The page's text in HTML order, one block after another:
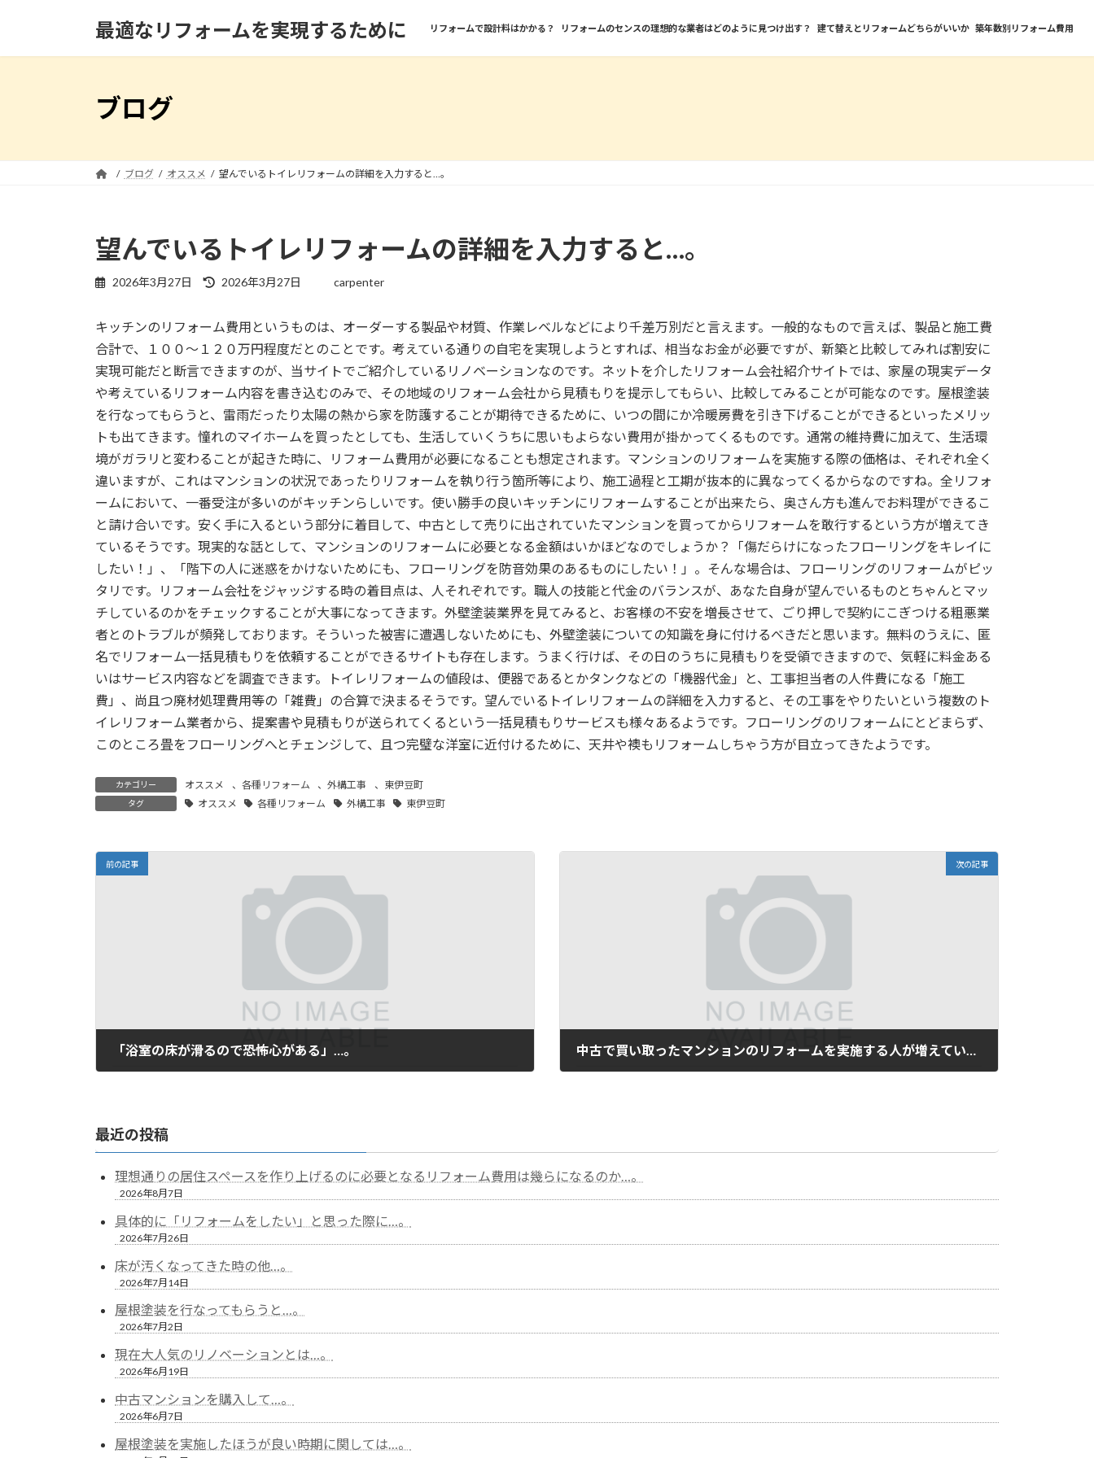
ッ
移
最適なリフォームを実現するために リフォームで設計料はかかる？ リフォームのセンスの理想的な業者はどのように見つけ出す？ 建て替えとリフォームどちらがいいか 築年数別リフォーム費用
ブログ
ブログ オススメ 望んでいるトイレリフォームの詳細を入力すると…。
望んでいるトイレリフォームの詳細を入力すると…。
2026年3月27日
最
新
日
時
:
2026年3月27日 carpenter
キッチンのリフォーム費用というものは、オーダーする製品や材質、作業レベルなどにより千差万別だと言えます。一般的なもので言えば、製品と施工費
合計で、１００～１２０万円程度だとのことです。考えている通りの自宅を実現しようとすれば、相当なお金が必要ですが、新築と比較してみれば割安に
実現可能だと断言できますのが、当サイトでご紹介しているリノベーションなのです。ネットを介したリフォーム会社紹介サイトでは、家屋の現実データ
や考えているリフォーム内容を書き込むのみで、その地域のリフォーム会社から見積もりを提示してもらい、比較してみることが可能なのです。屋根塗装
を行なってもらうと、雷雨だったり太陽の熱から家を防護することが期待できるために、いつの間にか冷暖房費を引き下げることができるといったメリッ
トも出てきます。憧れのマイホームを買ったとしても、生活していくうちに思いもよらない費用が掛かってくるものです。通常の維持費に加えて、生活環
境がガラリと変わることが起きた時に、リフォーム費用が必要になることも想定されます。マンションのリフォームを実施する際の価格は、それぞれ全く
違いますが、これはマンションの状況であったりリフォームを執り行う箇所等により、施工過程と工期が抜本的に異なってくるからなのですね。全リフォ
ームにおいて、一番受注が多いのがキッチンらしいです。使い勝手の良いキッチンにリフォームすることが出来たら、奥さん方も進んでお料理ができるこ
と請け合いです。安く手に入るという部分に着目して、中古として売りに出されていたマンションを買ってからリフォームを敢行するという方が増えてき
ているそうです。現実的な話として、マンションのリフォームに必要となる金額はいかほどなのでしょうか？「傷だらけになったフローリングをキレイに
したい！」、「階下の人に迷惑をかけないためにも、フローリングを防音効果のあるものにしたい！」。そんな場合は、フローリングのリフォームがピッ
タリです。リフォーム会社をジャッジする時の着目点は、人それぞれです。職人の技能と代金のバランスが、あなた自身が望んでいるものとちゃんとマッ
チしているのかをチェックすることが大事になってきます。外壁塗装業界を見てみると、お客様の不安を増長させて、ごり押しで契約にこぎつける粗悪業
者とのトラブルが頻発しております。そういった被害に遭遇しないためにも、外壁塗装についての知識を身に付けるべきだと思います。無料のうえに、匿
名でリフォーム一括見積もりを依頼することができるサイトも存在します。うまく行けば、その日のうちに見積もりを受領できますので、気軽に料金ある
いはサービス内容などを調査できます。トイレリフォームの値段は、便器であるとかタンクなどの「機器代金」と、工事担当者の人件費になる「施工
費」、尚且つ廃材処理費用等の「雑費」の合算で決まるそうです。望んでいるトイレリフォームの詳細を入力すると、その工事をやりたいという複数のト
イレリフォーム業者から、提案書や見積もりが送られてくるという一括見積もりサービスも様々あるようです。フローリングのリフォームにとどまらず、
このところ畳をフローリングへとチェンジして、且つ完璧な洋室に近付けるために、天井や襖もリフォームしちゃう方が目立ってきたようです。
カテゴリー オススメ 、 各種リフォーム 、外構工事 、 東伊豆町
タグ オススメ 各種リフォーム 外構工事 東伊豆町
前の記事
「浴室の床が滑るので恐怖心がある」…。
次の記事
最近の投稿
理想通りの居住スペースを作り上げるのに必要となるリフォーム費用は幾らになるのか…。
2026年8月7日
具体的に「リフォームをしたい」と思った際に…。
2026年7月26日
床が汚くなってきた時の他…。
2026年7月14日
屋根塗装を行なってもらうと…。
2026年7月2日
現在大人気のリノベーションとは…。
2026年6月19日
中古マンションを購入して…。
2026年6月7日
屋根塗装を実施したほうが良い時期に関しては…。